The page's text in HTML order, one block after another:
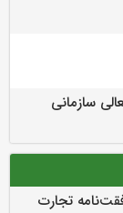
سازمانی
تجارت